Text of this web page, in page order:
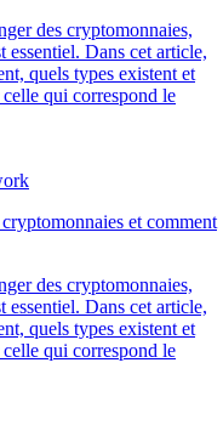
des cryptomonnaies,
essentiel. Dans cet article,
quels types existent et
qui correspond le
et comment
des cryptomonnaies,
essentiel. Dans cet article,
quels types existent et
qui correspond le